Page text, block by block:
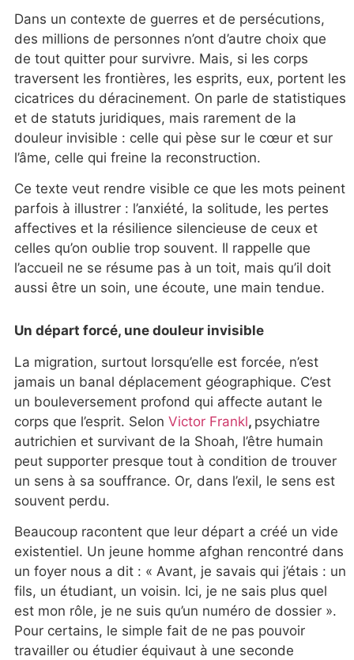
Dans un contexte de guerres et de persécutions,
des millions de personnes n’ont d’autre choix que
de tout quitter pour survivre. Mais, si les corps
traversent les frontières, les esprits, eux, portent les
cicatrices du déracinement. On parle de statistiques
et de statuts juridiques, mais rarement de la
douleur invisible : celle qui pèse sur le cœur et sur
l’âme, celle qui freine la reconstruction.
Ce texte veut rendre visible ce que les mots peinent
parfois à illustrer : l’anxiété, la solitude, les pertes
affectives et la résilience silencieuse de ceux et
celles qu’on oublie trop souvent. Il rappelle que
l’accueil ne se résume pas à un toit, mais qu’il doit
aussi être un soin, une écoute, une main tendue.
Un départ forcé, une douleur invisible
La migration, surtout lorsqu’elle est forcée, n’est
jamais un banal déplacement géographique. C’est
un bouleversement profond qui affecte autant le
corps que l’esprit. Selon Victor Frankl, psychiatre
autrichien et survivant de la Shoah, l’être humain
peut supporter presque tout à condition de trouver
un sens à sa souffrance. Or, dans l’exil, le sens est
souvent perdu.
Beaucoup racontent que leur départ a créé un vide
existentiel. Un jeune homme afghan rencontré dans
un foyer nous a dit : « Avant, je savais qui j’étais : un
fils, un étudiant, un voisin. Ici, je ne sais plus quel
est mon rôle, je ne suis qu’un numéro de dossier ».
Pour certains, le simple fait de ne pas pouvoir
travailler ou étudier équivaut à une seconde